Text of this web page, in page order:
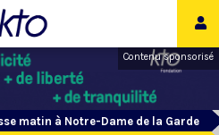
Contenu sponsorisé
matin à Notre-Dame de la Garde